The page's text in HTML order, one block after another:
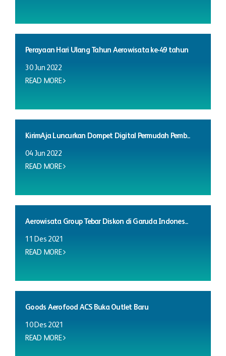
Perayaan Hari Ulang Tahun Aerowisata ke-49 tahun
30 Jun 2022
READ MORE
KirimAja Luncurkan Dompet Digital Permudah Pemb...
04 Jun 2022
READ MORE
Aerowisata Group Tebar Diskon di Garuda Indones...
11 Des 2021
READ MORE
Goods Aerofood ACS Buka Outlet Baru
10 Des 2021
READ MORE